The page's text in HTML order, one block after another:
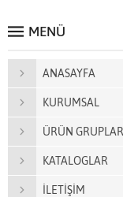
MENÜ
ANASAYFA
KURUMSAL
ÜRÜN
KATALOGLAR
İLETİŞİM